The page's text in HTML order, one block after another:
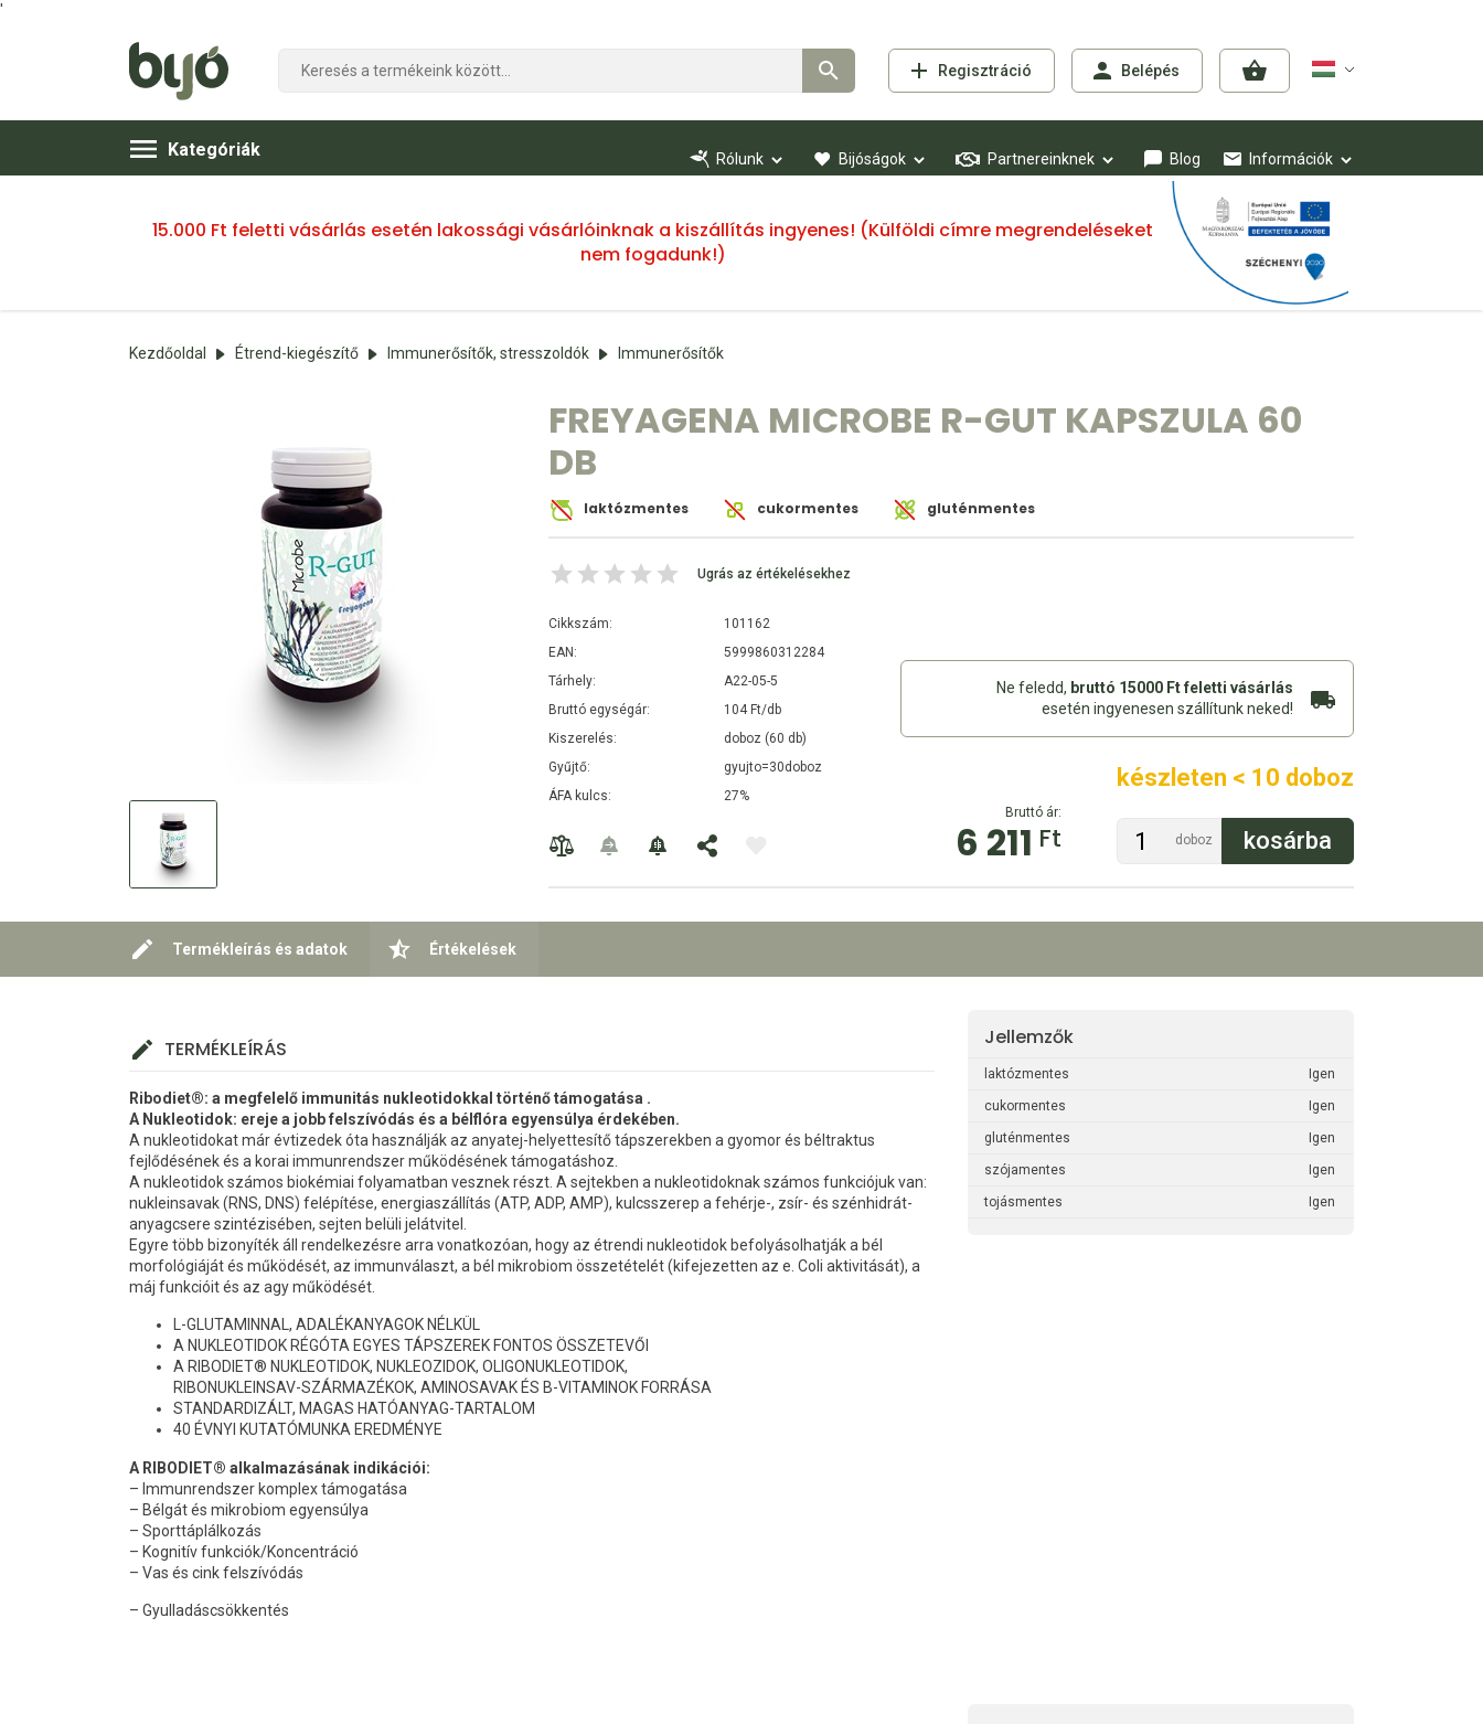
'
Regisztráció Belépés
Kategóriák Rólunk Bijóságok Partnereinknek Blog Információk
15.000 Ft feletti vásárlás esetén lakossági vásárlóinknak a kiszállítás ingyenes! (Külföldi címre megrendeléseket
nem fogadunk!)
Kezdőoldal Étrend-kiegészítő Immunerősítők, stresszoldók Immunerősítők
FREYAGENA MICROBE R-GUT KAPSZULA 60
DB
laktózmentes cukormentes gluténmentes
Ugrás az értékelésekhez
Cikkszám:
101162
EAN:
5999860312284
Tárhely:
A22-05-5
Bruttó egységár:
104 Ft/db
Kiszerelés:
doboz (60 db)
Gyűjtő:
gyujto=30doboz
ÁFA kulcs:
27%
Ne feledd, bruttó 15000 Ft feletti vásárlás
esetén ingyenesen szállítunk neked!
Bruttó ár:
6 211 Ft
készleten < 10 doboz
doboz
Termékleírás és adatok Értékelések
TERMÉKLEÍRÁS
Ribodiet®: a megfelelő immunitás nukleotidokkal történő támogatása .
A Nukleotidok: ereje a jobb felszívódás és a bélflóra egyensúlya érdekében.
A nukleotidokat már évtizedek óta használják az anyatej-helyettesítő tápszerekben a gyomor és béltraktus
fejlődésének és a korai immunrendszer működésének támogatáshoz.
A nukleotidok számos biokémiai folyamatban vesznek részt. A sejtekben a nukleotidoknak számos funkciójuk van:
nukleinsavak (RNS, DNS) felépítése, energiaszállítás (ATP, ADP, AMP), kulcsszerep a fehérje-, zsír- és szénhidrát-
anyagcsere szintézisében, sejten belüli jelátvitel.
Egyre több bizonyíték áll rendelkezésre arra vonatkozóan, hogy az étrendi nukleotidok befolyásolhatják a bél
morfológiáját és működését, az immunválaszt, a bél mikrobiom összetételét (kifejezetten az e. Coli aktivitását), a
máj funkcióit és az agy működését.
L-GLUTAMINNAL, ADALÉKANYAGOK NÉLKÜL
A NUKLEOTIDOK RÉGÓTA EGYES TÁPSZEREK FONTOS ÖSSZETEVŐI
A RIBODIET® NUKLEOTIDOK, NUKLEOZIDOK, OLIGONUKLEOTIDOK,
RIBONUKLEINSAV-SZÁRMAZÉKOK, AMINOSAVAK ÉS B-VITAMINOK FORRÁSA
STANDARDIZÁLT, MAGAS HATÓANYAG-TARTALOM
40 ÉVNYI KUTATÓMUNKA EREDMÉNYE
A RIBODIET® alkalmazásának indikációi:
– Immunrendszer komplex támogatása
– Bélgát és mikrobiom egyensúlya
– Sporttáplálkozás
– Kognitív funkciók/Koncentráció
– Vas és cink felszívódás
– Gyulladáscsökkentés
Jellemzők
laktózmentes Igen
cukormentes Igen
gluténmentes Igen
szójamentes Igen
tojásmentes Igen